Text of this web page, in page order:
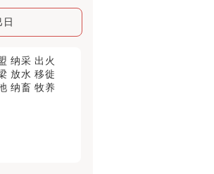
纳采 出火
放水 移徙
纳畜 牧养